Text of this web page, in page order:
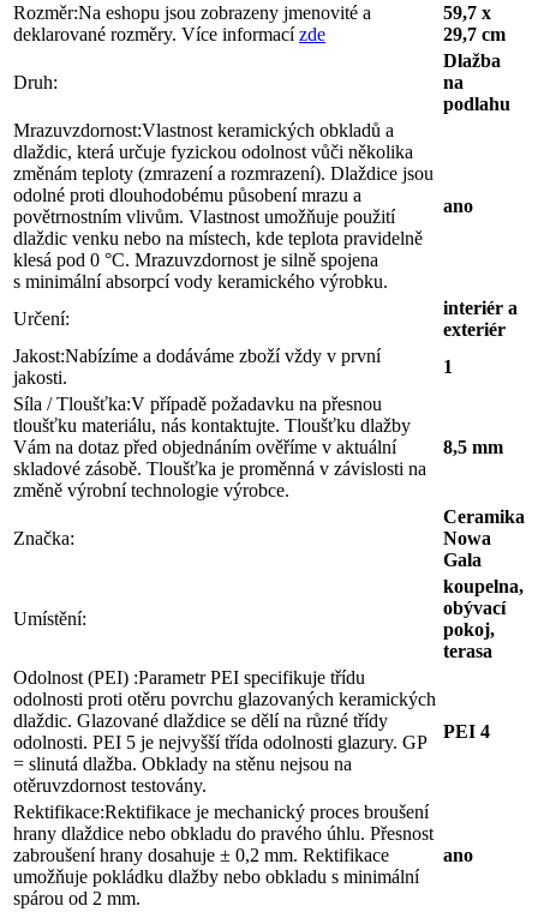
Rozměr:Na eshopu jsou zobrazeny jmenovité a
deklarované rozměry. Více informacízde
59,7 x
29,7 cm
Druh:
Dlažba
na
podlahu
Mrazuvzdornost:Vlastnost keramických obkladů a
dlaždic, která určuje fyzickou odolnost vůči několika
změnám teploty (zmrazení a rozmrazení). Dlaždice jsou
odolné proti dlouhodobému působení mrazu a
povětrnostním vlivům. Vlastnost umožňuje použití
dlaždic venku nebo na místech, kde teplota pravidelně
klesá pod 0 °C. Mrazuvzdornost je silně spojena
s minimální absorpcí vody keramického výrobku.
ano
Určení:
interiér a
exteriér
Jakost:Nabízíme a dodáváme zboží vždy v první
jakosti.
1
Síla / Tloušťka:V případě požadavku na přesnou
tloušťku materiálu, nás kontaktujte. Tloušťku dlažby
Vám na dotaz před objednáním ověříme v aktuální
skladové zásobě. Tloušťka je proměnná v závislosti na
změně výrobní technologie výrobce.
8,5 mm
Značka:
Ceramika
Nowa
Gala
Umístění:
koupelna,
obývací
pokoj,
terasa
Odolnost (PEI) :Parametr PEI specifikuje třídu
odolnosti proti otěru povrchu glazovaných keramických
dlaždic. Glazované dlaždice se dělí na různé třídy
odolnosti. PEI 5 je nejvyšší třída odolnosti glazury. GP
= slinutá dlažba. Obklady na stěnu nejsou na
otěruvzdornost testovány.
PEI 4
Rektifikace:Rektifikace je mechanický proces broušení
hrany dlaždice nebo obkladu do pravého úhlu. Přesnost
zabroušení hrany dosahuje ± 0,2 mm. Rektifikace
umožňuje pokládku dlažby nebo obkladu s minimální
spárou od 2 mm.
ano